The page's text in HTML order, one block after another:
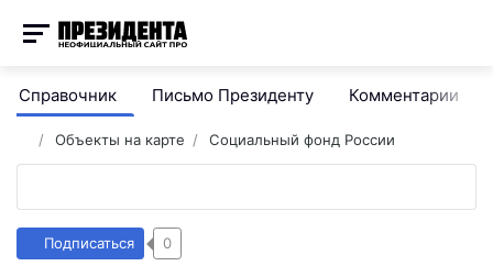
Справочник Письмо Президенту Комментарии
Объекты на карте Социальный фонд России
Подписаться 0